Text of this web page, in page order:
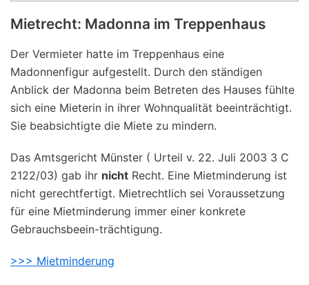
Mietrecht: Madonna im Treppenhaus
Der Vermieter hatte im Treppenhaus eine
Madonnenfigur aufgestellt. Durch den ständigen
Anblick der Madonna beim Betreten des Hauses fühlte
sich eine Mieterin in ihrer Wohnqualität beeinträchtigt.
Sie beabsichtigte die Miete zu mindern.
Das Amtsgericht Münster ( Urteil v. 22. Juli 2003 3 C
2122/03) gab ihr nicht Recht. Eine Mietminderung ist
nicht gerechtfertigt. Mietrechtlich sei Voraussetzung
für eine Mietminderung immer einer konkrete
Gebrauchsbeein-trächtigung.
>>> Mietminderung